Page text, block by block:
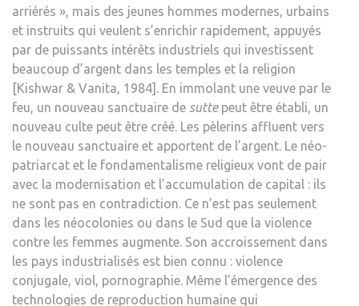
arriérés », mais des jeunes hommes modernes, urbains
et instruits qui veulent s’enrichir rapidement, appuyés
par de puissants intérêts industriels qui investissent
beaucoup d’argent dans les temples et la religion
[Kishwar & Vanita, 1984]. En immolant une veuve par le
feu, un nouveau sanctuaire de suttepeut être établi, un
nouveau culte peut être créé. Les pèlerins affluent vers
le nouveau sanctuaire et apportent de l’argent. Le néo-
patriarcat et le fondamentalisme religieux vont de pair
avec la modernisation et l’accumulation de capital : ils
ne sont pas en contradiction. Ce n’est pas seulement
dans les néocolonies ou dans le Sud que la violence
contre les femmes augmente. Son accroissement dans
les pays industrialisés est bien connu : violence
conjugale, viol, pornographie. Même l’émergence des
technologies de reproduction humaine qui